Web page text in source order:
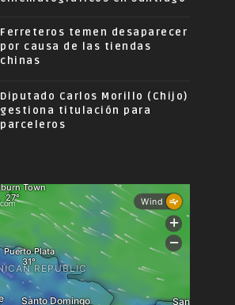
Ferreteros temen desaparecer
por causa de las tiendas
chinas
Diputado Carlos Morillo (Chijo)
gestiona titulación para
parceleros